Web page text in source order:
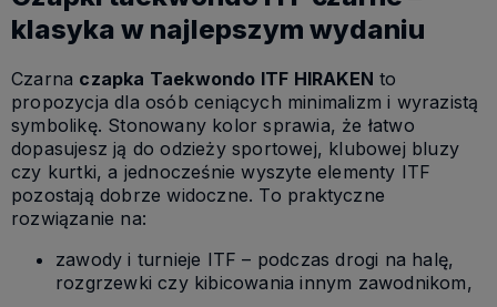
klasyka w najlepszym wydaniu
Czarna czapka Taekwondo ITF HIRAKEN to
propozycja dla osób ceniących minimalizm i wyrazistą
symbolikę. Stonowany kolor sprawia, że łatwo
dopasujesz ją do odzieży sportowej, klubowej bluzy
czy kurtki, a jednocześnie wyszyte elementy ITF
pozostają dobrze widoczne. To praktyczne
rozwiązanie na:
zawody i turnieje ITF – podczas drogi na halę,
rozgrzewki czy kibicowania innym zawodnikom,